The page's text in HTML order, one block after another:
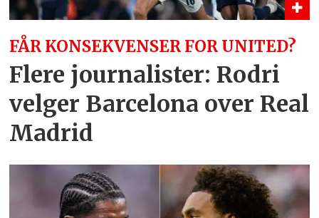
FÅR KONSEKVENSER FOR UNITED?
Flere journalister: Rodri
velger Barcelona over Real
Madrid